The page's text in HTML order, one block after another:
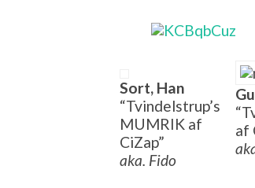
Sort, Han
“Tvindelstrup’s
MUMRIK af
CiZap”
aka. Fido
af